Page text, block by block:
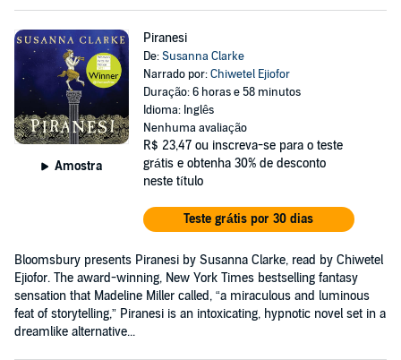
Amostra
Piranesi
De:Susanna Clarke
Narrado por:Chiwetel Ejiofor
Duração: 6 horas e 58 minutos
Idioma: Inglês
Nenhuma avaliação
R$ 23,47 ou inscreva-se para o teste
grátis e obtenha 30% de desconto
neste título
Teste grátis por 30 dias
Bloomsbury presents Piranesi by Susanna Clarke, read by Chiwetel
Ejiofor. The award-winning, New York Times bestselling fantasy
sensation that Madeline Miller called, “a miraculous and luminous
feat of storytelling,” Piranesi is an intoxicating, hypnotic novel set in a
dreamlike alternative...